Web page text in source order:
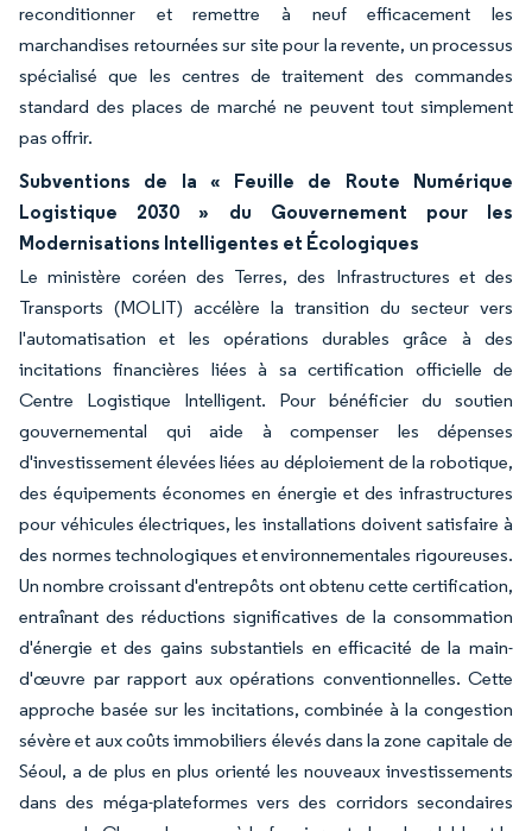
reconditionner et remettre à neuf efficacement les
marchandises retournées sur site pour la revente, un processus
spécialisé que les centres de traitement des commandes
standard des places de marché ne peuvent tout simplement
pas offrir.
Subventions de la « Feuille de Route Numérique
Logistique 2030 » du Gouvernement pour les
Modernisations Intelligentes et Écologiques
Le ministère coréen des Terres, des Infrastructures et des
Transports (MOLIT) accélère la transition du secteur vers
l'automatisation et les opérations durables grâce à des
incitations financières liées à sa certification officielle de
Centre Logistique Intelligent. Pour bénéficier du soutien
gouvernemental qui aide à compenser les dépenses
d'investissement élevées liées au déploiement de la robotique,
des équipements économes en énergie et des infrastructures
pour véhicules électriques, les installations doivent satisfaire à
des normes technologiques et environnementales rigoureuses.
Un nombre croissant d'entrepôts ont obtenu cette certification,
entraînant des réductions significatives de la consommation
d'énergie et des gains substantiels en efficacité de la main-
d'œuvre par rapport aux opérations conventionnelles. Cette
approche basée sur les incitations, combinée à la congestion
sévère et aux coûts immobiliers élevés dans la zone capitale de
Séoul, a de plus en plus orienté les nouveaux investissements
dans des méga-plateformes vers des corridors secondaires